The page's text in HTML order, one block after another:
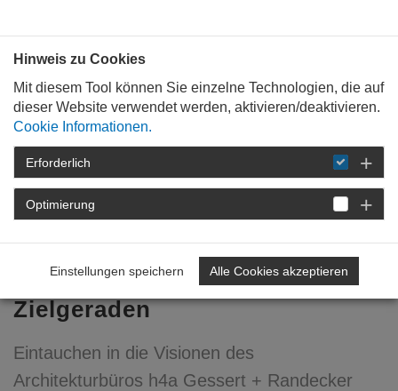
STARTSEITE DETAIL
Treffpunkt Gutenberg: Ein
Weltmuseum auf der
Zielgeraden
Eintauchen in die Visionen des
Architekturbüros h4a Gessert + Randecker
Hinweis zu Cookies
Mit diesem Tool können Sie einzelne Technologien, die auf
dieser Website verwendet werden, aktivieren/deaktivieren.
Cookie Informationen.
Erforderlich
Optimierung
Einstellungen speichern Alle Cookies akzeptieren